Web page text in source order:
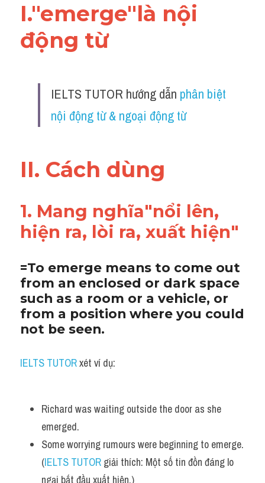
I."emerge"là nội
động từ
IELTS TUTOR hướng dẫn phân biệt
nội động từ & ngoại động từ
II. Cách dùng
1. Mang nghĩa"nổi lên,
hiện ra, lòi ra, xuất hiện"
=To emerge means to come out
from an enclosed or dark space
such as a room or a vehicle, or
from a position where you could
not be seen.
IELTS TUTOR xét ví dụ:
Richard was waiting outside the door as she
emerged.
Some worrying rumours were beginning to emerge.
(IELTS TUTOR giải thích: Một số tin đồn đáng lo
ngại bắt đầu xuất hiện.)